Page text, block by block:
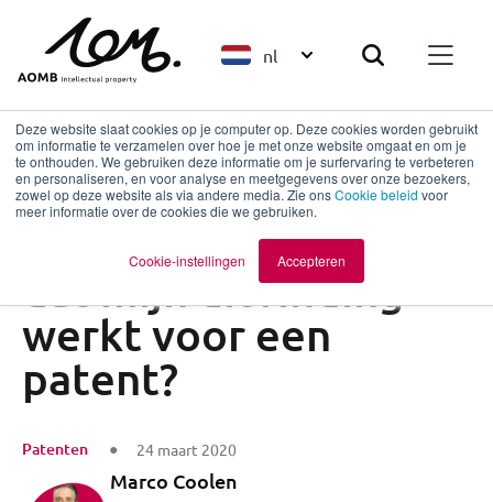
Deze website slaat cookies op je computer op. Deze cookies worden gebruikt
om informatie te verzamelen over hoe je met onze website omgaat en om je
te onthouden. We gebruiken deze informatie om je surfervaring te verbeteren
en personaliseren, en voor analyse en meetgegevens over onze bezoekers,
zowel op deze website als via andere media. Zie onsCookie beleid voor
meer informatie over de cookies die we gebruiken.
Cookie-instellingen Accepteren
nl
Terug naar overzicht
Moet ik aantonen
dat mijn uitvinding
werkt voor een
patent?
Patenten 24 maart 2020
Marco Coolen